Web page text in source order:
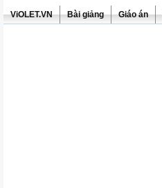
ViOLET.VN Bài giảng Giáo án